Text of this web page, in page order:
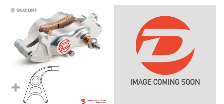
più
varianti.
Le
opzioni
possono
essere
scelte
nella
ha
più
varianti.
Le
opzioni
possono
essere
scelte